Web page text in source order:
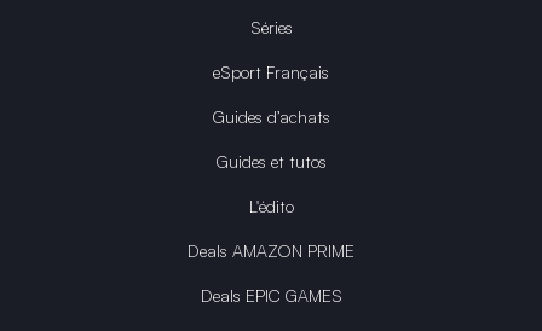
Séries
eSport Français
Guides d’achats
Guides et tutos
L'édito
Deals AMAZON PRIME
Deals EPIC GAMES